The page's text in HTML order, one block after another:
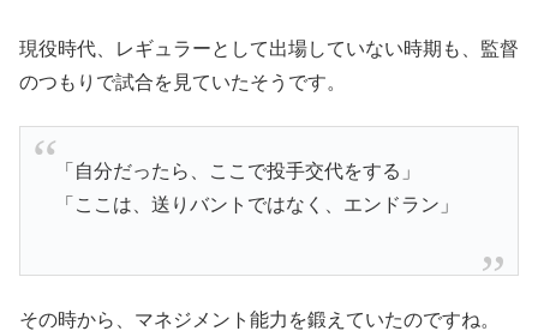
現役時代、レギュラーとして出場していない時期も、監督
のつもりで試合を見ていたそうです。
「自分だったら、ここで投手交代をする」
「ここは、送りバントではなく、エンドラン」
その時から、マネジメント能力を鍛えていたのですね。